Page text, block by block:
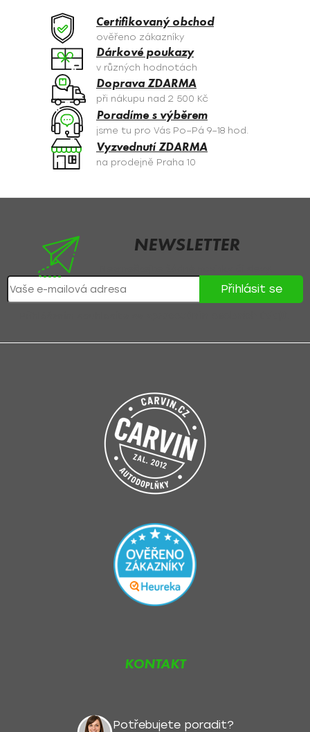
c
í
p
r
v
k
y
v
ý
p
s
Certifikovaný obchod
ověřeno zákazníky
Dárkové poukazy
v různých hodnotách
Doprava ZDARMA
při nákupu nad 2 500 Kč
Poradíme s výběrem
jsme tu pro Vás Po–Pá 9–18 hod.
Vyzvednutí ZDARMA
na prodejně Praha 10
NEWSLETTER
Přihlásit se
KONTAKT
Potřebujete poradit?